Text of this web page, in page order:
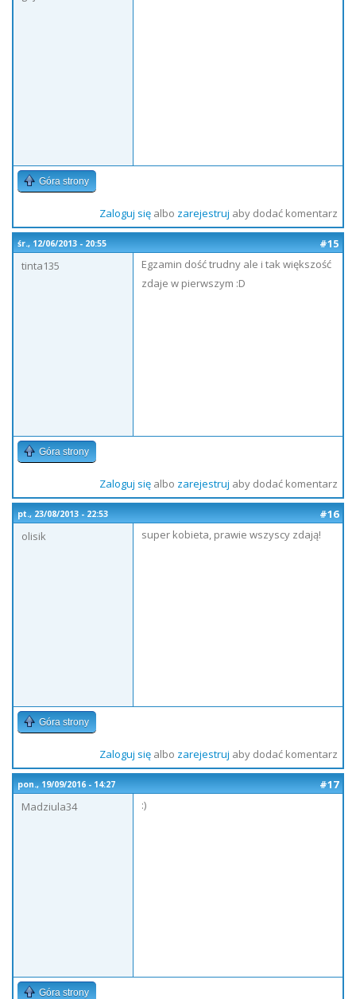
Góra strony
Zaloguj sięalbo zarejestruj aby dodać komentarz
śr., 12/06/2013 - 20:55
#15
tinta135
Egzamin dość trudny ale i tak większość
zdaje w pierwszym :D
Góra strony
Zaloguj sięalbo zarejestruj aby dodać komentarz
pt., 23/08/2013 - 22:53
#16
olisik
super kobieta, prawie wszyscy zdają!
Góra strony
Zaloguj sięalbo zarejestruj aby dodać komentarz
pon., 19/09/2016 - 14:27
#17
Madziula34
:)
Góra strony